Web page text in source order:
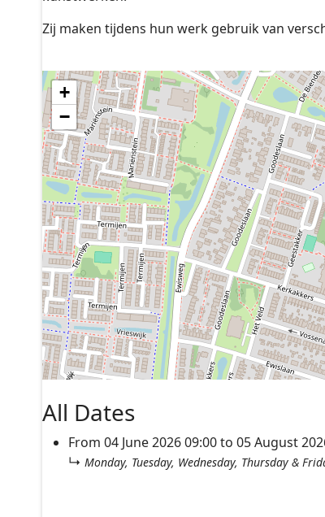
Zij maken tijdens hun werk gebruik van
+
−
All Dates
From 04 June 202609:00to 05 August
↳ Monday, Tuesday, Wednesday, Thursday &